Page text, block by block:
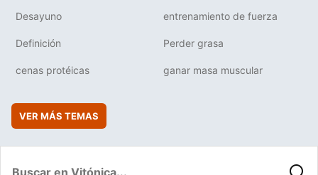
Desayuno entrenamiento de fuerza
Definición Perder grasa
cenas protéicas ganar masa muscular
VER MÁS TEMAS